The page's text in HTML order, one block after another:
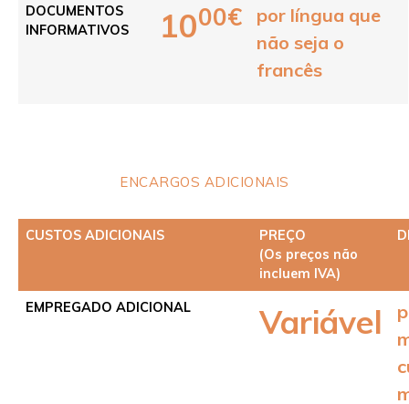
DOCUMENTOS
INFORMATIVOS
1000€
por língua que
não seja o
francês
ENCARGOS ADICIONAIS
CUSTOS ADICIONAIS
PREÇO
(Os preços não
incluem IVA)
EMPREGADO ADICIONAL Variável